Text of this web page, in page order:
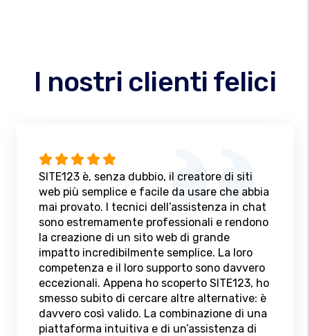
I nostri clienti felici
SITE123 è, senza dubbio, il creatore di siti
web più semplice e facile da usare che abbia
mai provato. I tecnici dell’assistenza in chat
sono estremamente professionali e rendono
la creazione di un sito web di grande
impatto incredibilmente semplice. La loro
competenza e il loro supporto sono davvero
eccezionali. Appena ho scoperto SITE123, ho
smesso subito di cercare altre alternative: è
davvero così valido. La combinazione di una
piattaforma intuitiva e di un’assistenza di